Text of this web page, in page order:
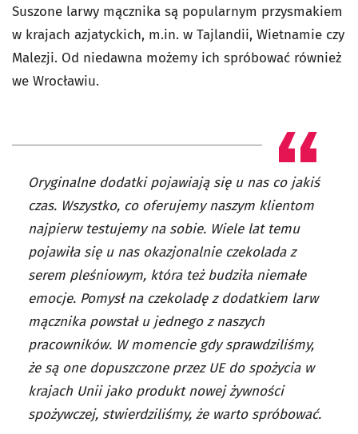
Suszone larwy mącznika są popularnym przysmakiem
w krajach azjatyckich, m.in. w Tajlandii, Wietnamie czy
Malezji. Od niedawna możemy ich spróbować również
we Wrocławiu.
Oryginalne dodatki pojawiają się u nas co jakiś
czas. Wszystko, co oferujemy naszym klientom
najpierw testujemy na sobie. Wiele lat temu
pojawiła się u nas okazjonalnie czekolada z
serem pleśniowym, która też budziła niemałe
emocje. Pomysł na czekoladę z dodatkiem larw
mącznika powstał u jednego z naszych
pracowników. W momencie gdy sprawdziliśmy,
że są one dopuszczone przez UE do spożycia w
krajach Unii jako produkt nowej żywności
spożywczej, stwierdziliśmy, że warto spróbować.